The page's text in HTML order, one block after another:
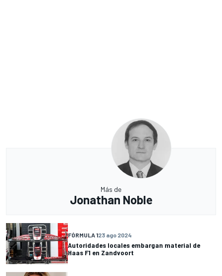
Más de
Jonathan Noble
FÓRMULA 123 ago 2024
Autoridades locales embargan material de
Haas F1 en Zandvoort